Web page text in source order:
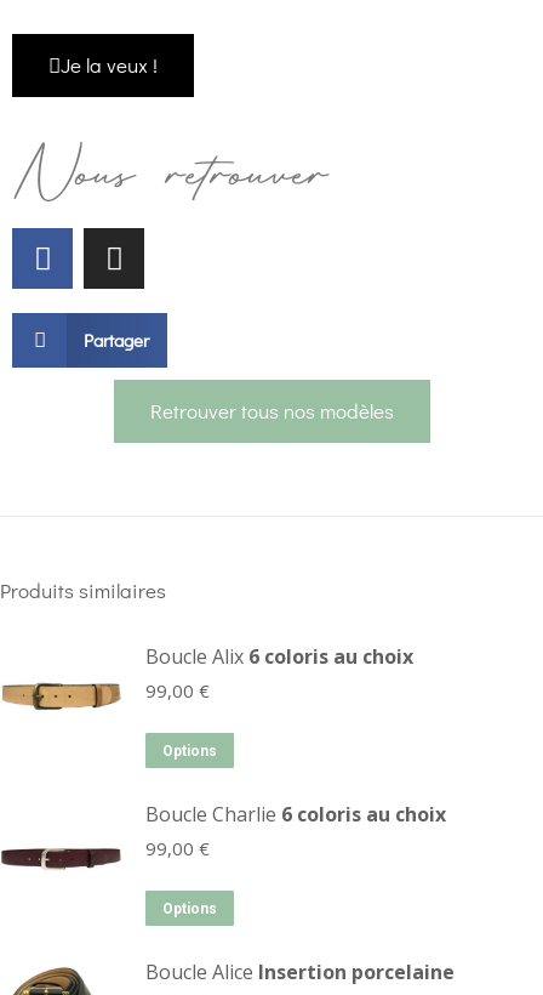
Je la veux !
Nous retrouver
Partager
Retrouver tous nos modèles
Produits similaires
Boucle Alix 6 coloris au choix
99,00 €
Options
Boucle Charlie 6 coloris au choix
99,00 €
Options
Boucle Alice Insertion porcelaine